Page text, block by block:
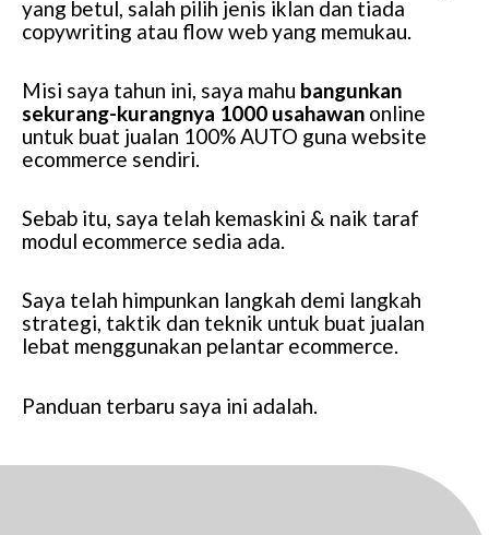
yang betul, salah pilih jenis iklan dan tiada
copywriting atau flow web yang memukau.
Misi saya tahun ini, saya mahu bangunkan
sekurang-kurangnya 1000 usahawan online
untuk buat jualan 100% AUTO guna website
ecommerce sendiri.
Sebab itu, saya telah kemaskini & naik taraf
modul ecommerce sedia ada.
Saya telah himpunkan langkah demi langkah
strategi, taktik dan teknik untuk buat jualan
lebat menggunakan pelantar ecommerce.
Panduan terbaru saya ini adalah.